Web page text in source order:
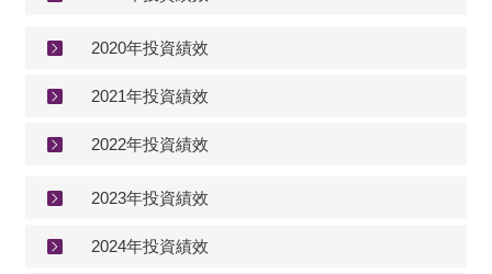
2020年投資績效
2021年投資績效
2022年投資績效
2023年投資績效
2024年投資績效